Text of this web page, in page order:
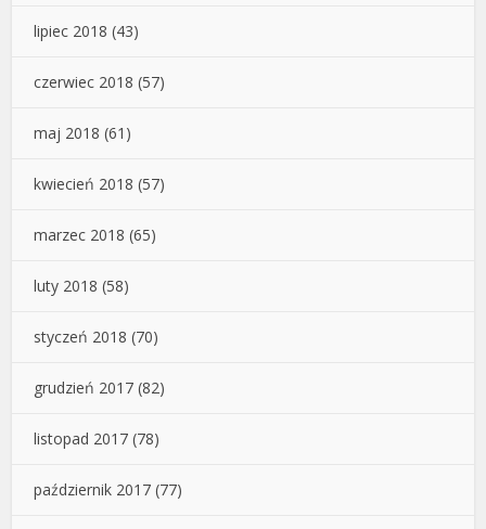
lipiec 2018 (43)
czerwiec 2018 (57)
maj 2018 (61)
kwiecień 2018 (57)
marzec 2018 (65)
luty 2018 (58)
styczeń 2018 (70)
grudzień 2017 (82)
listopad 2017 (78)
październik 2017 (77)